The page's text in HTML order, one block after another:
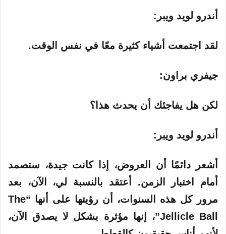
أندرو لويد ويبر:
لقد اجتمعت أشياء كثيرة معًا في نفس الوقت.
جيفري براون:
لكن هل يفاجئك أن يحدث هذا؟
أندرو لويد ويبر:
أشعر دائمًا أن العروض، إذا كانت جيدة، ستصمد
أمام اختبار الزمن. أعتقد بالنسبة لي، الآن، بعد
مرور كل هذه السنوات، أن رؤيتها على أنها “The
Jellicle Ball”، إنها مؤثرة بشكل لا يصدق الآن،